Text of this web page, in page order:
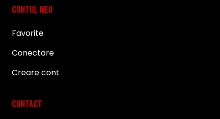
CONTUL MEU
Favorite
Conectare
Creare cont
CONTACT